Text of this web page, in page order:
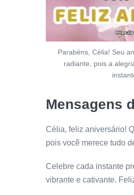
Parabéns, Célia! Seu
radiante, pois a
Mensagens
Célia, feliz aniversário!
pois você merece tudo
Celebre cada instante
vibrante e cativante.